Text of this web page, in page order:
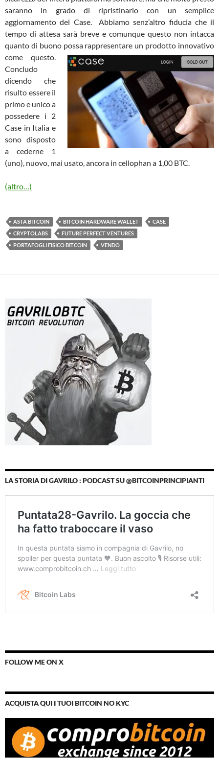
saranno in grado di ripristinarlo con un semplice
aggiornamento del Case. Abbiamo senz’altro fiducia che il
tempo di attesa sarà breve e comunque questo non intacca
quanto di buono possa rappresentare un prodotto innovativo
come questo.
Concludo
dicendo che
risulto essere il
primo e unico a
possedere i 2
Case in Italia e
sono disposto
a cederne 1
(uno), nuovo, mai usato, ancora in cellophan a 1,00 BTC.
(altro…)
ASTA BITCOIN BITCOIN HARDWARE WALLET
CASE
CRYPTOLABS
FUTURE PERFECT VENTURES
PORTAFOGLI FISICO BITCOIN
VENDO
LA STORIA DI GAVRILO : PODCAST SU @BITCOINPRINCIPIANTI
FOLLOW ME ON X
ACQUISTA QUI I TUOI BITCOIN NO KYC